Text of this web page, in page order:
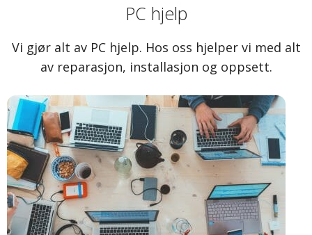
PC hjelp
Vi gjør alt av PC hjelp. Hos oss hjelper vi med alt
av reparasjon, installasjon og oppsett.